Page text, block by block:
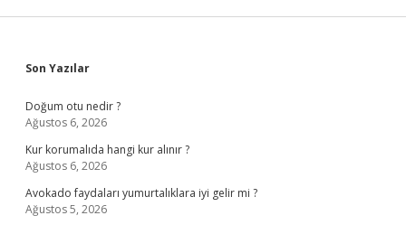
Sidebar
Son Yazılar
Doğum otu nedir ?
Ağustos 6, 2026
Kur korumalıda hangi kur alınır ?
Ağustos 6, 2026
Avokado faydaları yumurtalıklara iyi gelir mi ?
Ağustos 5, 2026